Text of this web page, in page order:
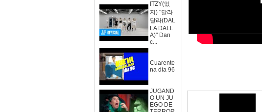
ITZY(있
지) "달라
달라(DAL
LA DALL
A)" Dan
c...
Cuarente
na día 96
JUGAND
O UN JU
EGO DE